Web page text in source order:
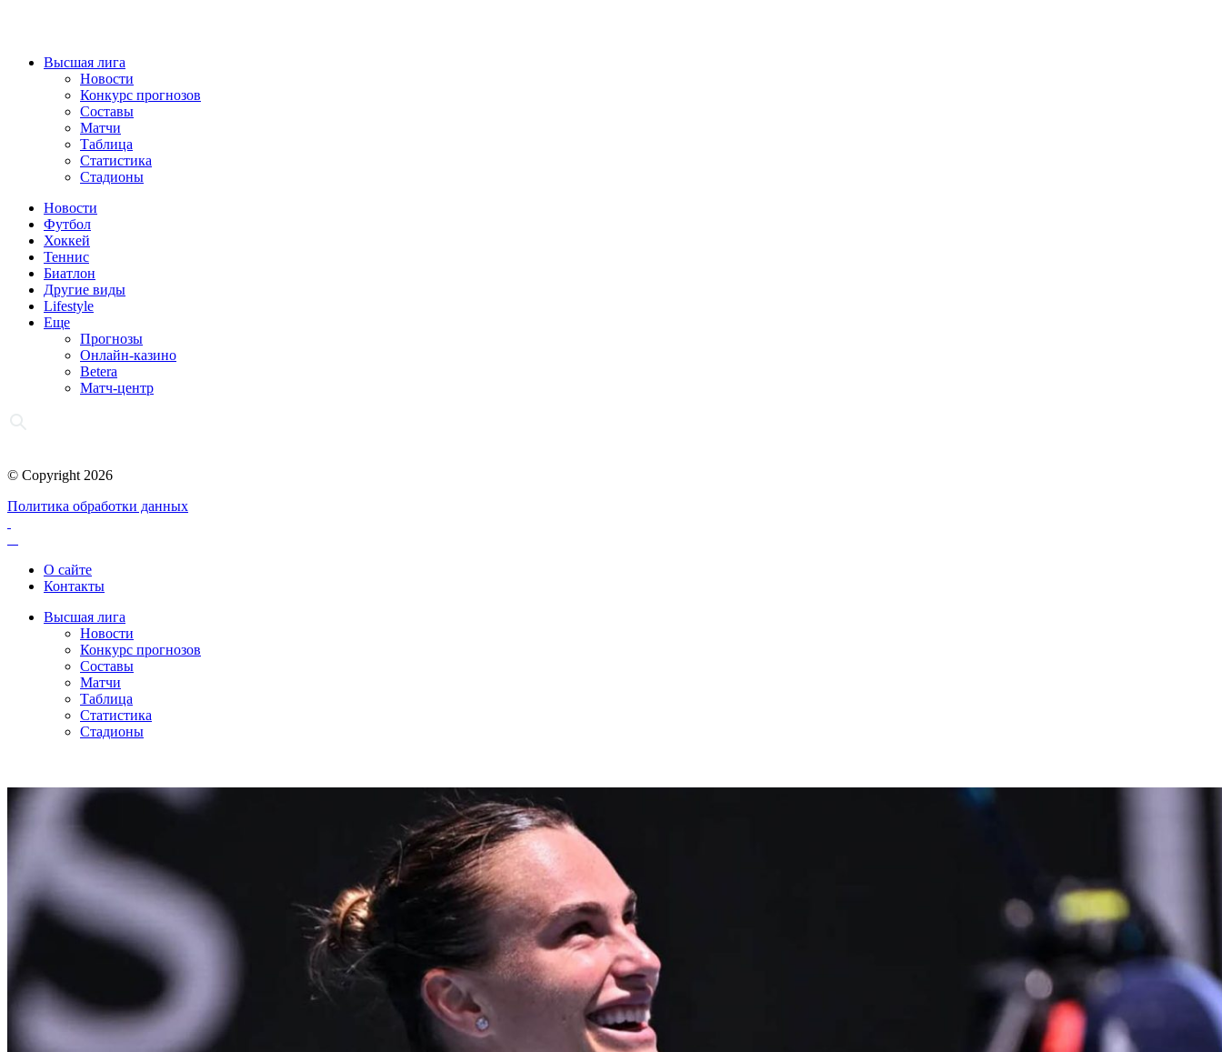
Высшая лига
Новости
Конкурс прогнозов
Составы
Матчи
Таблица
Статистика
Стадионы
Новости
Футбол
Хоккей
Теннис
Биатлон
Другие виды
Lifestyle
Еще
Прогнозы
Онлайн-казино
Betera
Матч-центр
© Copyright 2026
Политика обработки данных
О сайте
Контакты
Высшая лига
Новости
Конкурс прогнозов
Составы
Матчи
Таблица
Статистика
Стадионы